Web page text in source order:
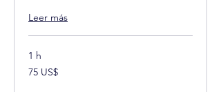
Leer más
1 h
75
dólares
75 US$